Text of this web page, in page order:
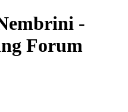
-
Forum